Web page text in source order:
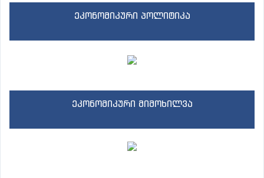
ეკონომიკური პოლიტიკა
ეკონომიკური მიმოხილვა